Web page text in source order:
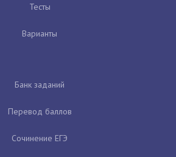
Тесты
Варианты
Банк заданий
Перевод баллов
Сочинение ЕГЭ